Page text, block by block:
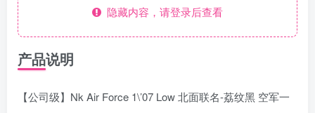
隐藏内容，请登录后查看
产品说明
【公司级】Nk Air Force 1\’07 Low 北面联名-荔纹黑 空军一